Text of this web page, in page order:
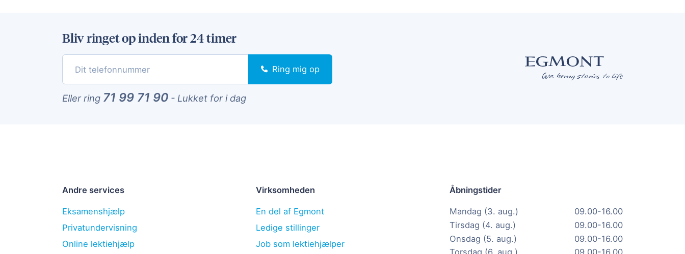
Bliv ringet op inden for 24 timer
Ring mig op
Eller ring 71 99 71 90 - Lukket for i dag
Andre services
Eksamenshjælp
Privatundervisning
Online lektiehjælp
Virksomheden
En del af Egmont
Ledige stillinger
Job som lektiehjælper
Åbningstider
Mandag (3. aug.)
09.00-16.00
Tirsdag (4. aug.)
09.00-16.00
Onsdag (5. aug.)
09.00-16.00